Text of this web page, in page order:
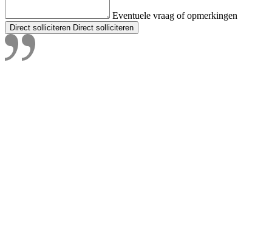
Eventuele vraag of opmerkingen
Direct solliciteren Direct solliciteren